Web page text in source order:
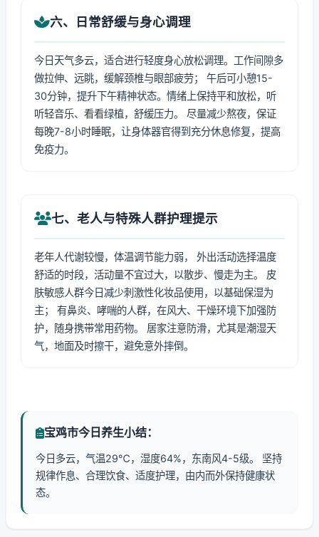
六、日常舒缓与身心调理
今日天气多云，适合进行轻度身心放松调理。工作间隙多
做拉伸、远眺，缓解颈椎与眼部疲劳； 午后可小憩15-
30分钟，提升下午精神状态。情绪上保持平和放松，听
听轻音乐、看看绿植，舒缓压力。 尽量减少熬夜，保证
每晚7-8小时睡眠，让身体器官得到充分休息修复，提高
免疫力。
七、老人与特殊人群护理提示
老年人代谢较慢，体温调节能力弱， 外出活动选择温度
舒适的时段，活动量不宜过大，以散步、慢走为主。 皮
肤敏感人群今日减少刺激性化妆品使用，以基础保湿为
主； 有鼻炎、哮喘的人群，在风大、干燥环境下加强防
护，随身携带常用药物。 居家注意防滑，尤其是潮湿天
气，地面及时擦干，避免意外摔倒。
宝鸡市今日养生小结：
今日多云，气温29℃，湿度64%，东南风4-5级。 坚持
规律作息、合理饮食、适度护理，由内而外保持健康状
态。